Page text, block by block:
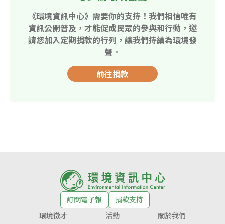
《環境資訊中心》需要你的支持！我們相信唯有
資訊公開普及，才能促成民眾的參與和行動，邀
請您加入定期捐款的行列，讓我們持續為環境發
聲。
前往捐款
訂閱電子報
捐款支持
環境徵才
活動 關於我們